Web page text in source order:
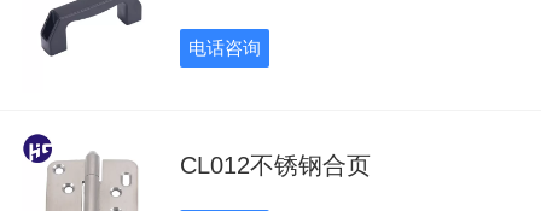
电话咨询
CL012不锈钢合页